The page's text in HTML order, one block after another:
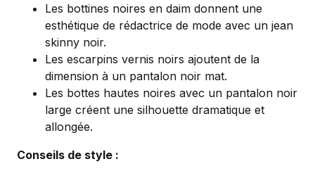
Les bottines noires en daim donnent une
esthétique de rédactrice de mode avec un jean
skinny noir.
Les escarpins vernis noirs ajoutent de la
dimension à un pantalon noir mat.
Les bottes hautes noires avec un pantalon noir
large créent une silhouette dramatique et
allongée.
Conseils de style :